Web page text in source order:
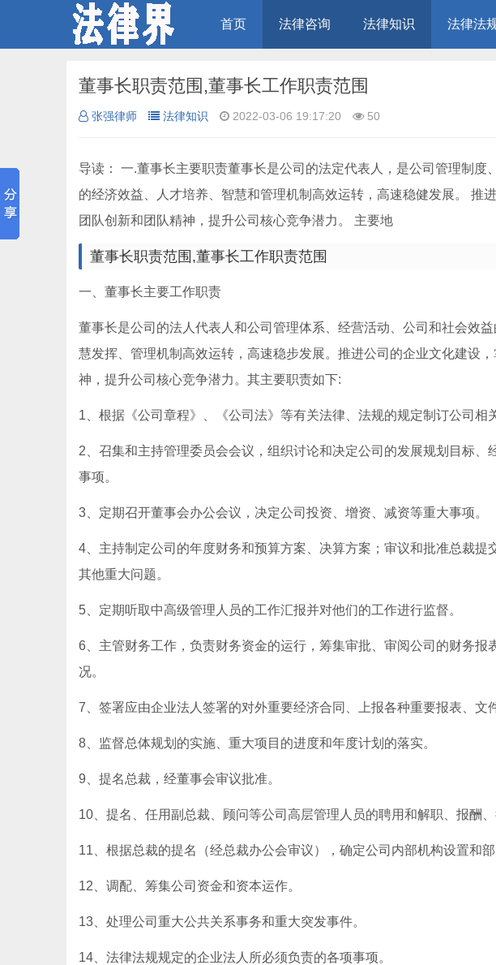
首页 法律咨询 法律知识 法律法
董事长职责范围,董事长工作职责范围
张强律师 法律知识 2022-03-06 19:17:20 50
导读： 一.董事长主要职责董事长是公司的法定代表人，是公司管理制
的经济效益、人才培养、智慧和管理机制高效运转，高速稳健发展。 推
团队创新和团队精神，提升公司核心竞争潜力。 主要地
董事长职责范围,董事长工作职责范围
一、董事长主要工作职责
董事长是公司的法人代表人和公司管理体系、经营活动、公司和社会效
慧发挥、管理机制高效运转，高速稳步发展。推进公司的企业文化建设
神，提升公司核心竞争潜力。其主要职责如下:
1、根据《公司章程》、《公司法》等有关法律、法规的规定制订公司
2、召集和主持管理委员会会议，组织讨论和决定公司的发展规划目标
事项。
3、定期召开董事会办公会议，决定公司投资、增资、减资等重大事项。
4、主持制定公司的年度财务和预算方案、决算方案；审议和批准总裁
其他重大问题。
5、定期听取中高级管理人员的工作汇报并对他们的工作进行监督。
6、主管财务工作，负责财务资金的运行，筹集审批、审阅公司的财务
况。
7、签署应由企业法人签署的对外重要经济合同、上报各种重要报表、文
8、监督总体规划的实施、重大项目的进度和年度计划的落实。
9、提名总裁，经董事会审议批准。
10、提名、任用副总裁、顾问等公司高层管理人员的聘用和解职、报酬
11、根据总裁的提名（经总裁办公会审议），确定公司内部机构设置和
12、调配、筹集公司资金和资本运作。
13、处理公司重大公共关系事务和重大突发事件。
14、法律法规规定的企业法人所必须负责的各项事项。